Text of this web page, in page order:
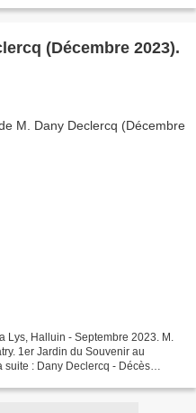
(Décembre 2023).
Lys, Halluin - Septembre 2023. M.
1er Jardin du Souvenir au
: Dany Declercq - Décès